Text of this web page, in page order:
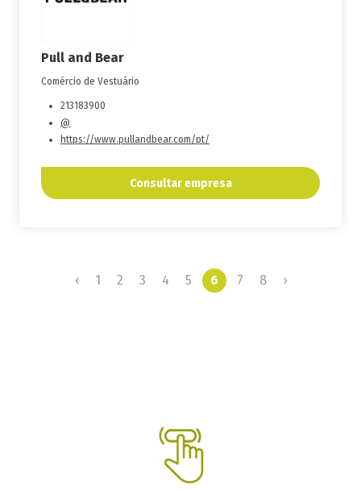
Pull and Bear
Comércio de Vestuário
213183900
@
https://www.pullandbear.com/pt/
Consultar empresa
‹ 1 2 3 4 5 6 7 8 ›